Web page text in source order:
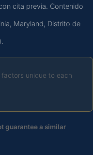
cita previa. Contenido
Maryland, Distrito de
unique to each
guarantee a similar